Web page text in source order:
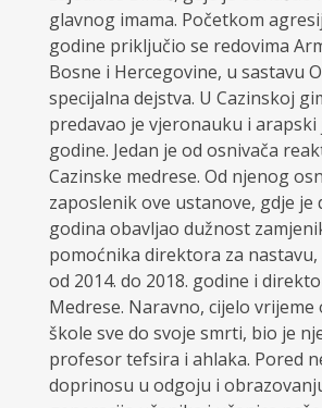
glavnog imama. Početkom
godine priključio se redovima
Bosne i Hercegovine, u sastavu
specijalna dejstva. U Cazinskoj
predavao je vjeronauku i arapski
godine. Jedan je od osnivača
Cazinske medrese. Od njenog
zaposlenik ove ustanove, gdje je
godina obavljao dužnost
pomoćnika direktora za nastavu,
od 2014. do 2018. godine i
Medrese. Naravno, cijelo vrijeme
škole sve do svoje smrti, bio je
profesor tefsira i ahlaka. Pored
doprinosu u odgoju i